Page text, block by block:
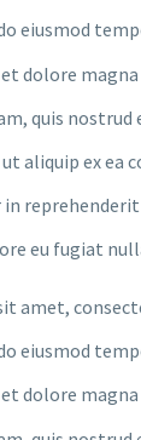
eiusmod
dolore magna
quis
aliquip ex ea
in
eu fugiat
amet,
eiusmod
dolore magna